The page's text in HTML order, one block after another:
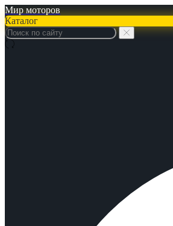
Мир моторов
Каталог